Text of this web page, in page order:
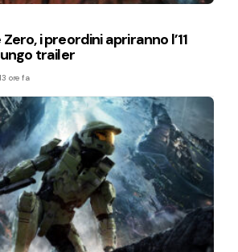
i preordini apriranno l’11
trailer
13 ore fa